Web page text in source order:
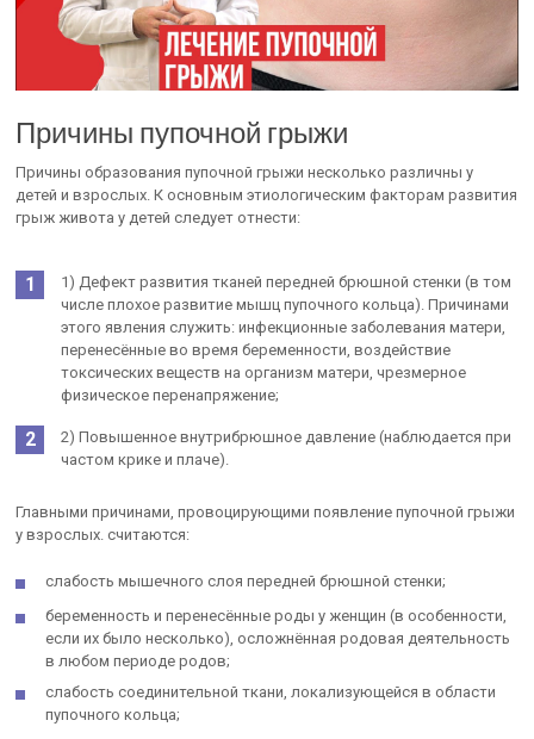
Причины пупочной грыжи
Причины образования пупочной грыжи несколько различны у
детей и взрослых. К основным этиологическим факторам развития
грыж живота у детей следует отнести:
1) Дефект развития тканей передней брюшной стенки (в том
числе плохое развитие мышц пупочного кольца). Причинами
этого явления служить: инфекционные заболевания матери,
перенесённые во время беременности, воздействие
токсических веществ на организм матери, чрезмерное
физическое перенапряжение;
2) Повышенное внутрибрюшное давление (наблюдается при
частом крике и плаче).
Главными причинами, провоцирующими появление пупочной грыжи
у взрослых. считаются:
слабость мышечного слоя передней брюшной стенки;
беременность и перенесённые роды у женщин (в особенности,
если их было несколько), осложнённая родовая деятельность
в любом периоде родов;
слабость соединительной ткани, локализующейся в области
пупочного кольца;